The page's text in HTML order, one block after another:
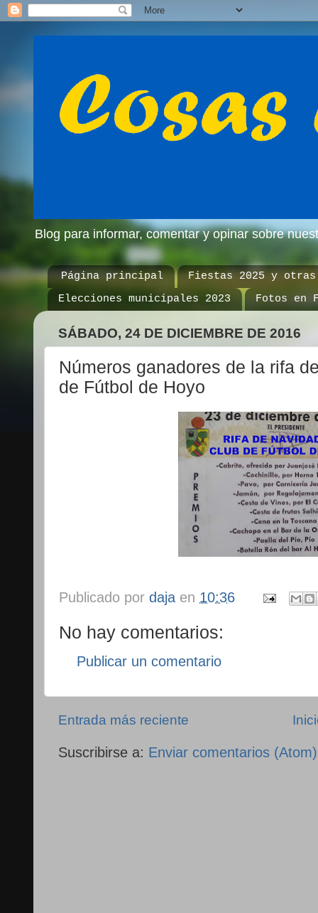
Blog para informar, comentar y opinar sobre
Página principal
Fiestas 2025 y otras
Elecciones municipales 2023
Fotos en
SÁBADO, 24 DE DICIEMBRE DE 2016
Números ganadores de la rifa
de Fútbol de Hoyo
Publicado por daja en 10:36
No hay comentarios:
Publicar un comentario
Entrada más reciente
Suscribirse a: Enviar comentarios (Atom)